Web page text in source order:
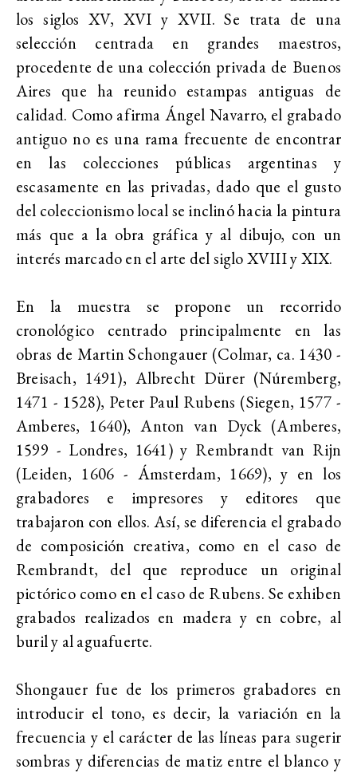
los siglos XV, XVI y XVII. Se trata de una
selección centrada en grandes maestros,
procedente de una colección privada de Buenos
Aires que ha reunido estampas antiguas de
calidad. Como afirma Ángel Navarro, el grabado
antiguo no es una rama frecuente de encontrar
en las colecciones públicas argentinas y
escasamente en las privadas, dado que el gusto
del coleccionismo local se inclinó hacia la pintura
más que a la obra gráfica y al dibujo, con un
interés marcado en el arte del siglo XVIII y XIX.
En la muestra se propone un recorrido
cronológico centrado principalmente en las
obras de Martin Schongauer (Colmar, ca. 1430 -
Breisach, 1491), Albrecht Dürer (Núremberg,
1471 - 1528), Peter Paul Rubens (Siegen, 1577 -
Amberes, 1640), Anton van Dyck (Amberes,
1599 - Londres, 1641) y Rembrandt van Rijn
(Leiden, 1606 - Ámsterdam, 1669), y en los
grabadores e impresores y editores que
trabajaron con ellos. Así, se diferencia el grabado
de composición creativa, como en el caso de
Rembrandt, del que reproduce un original
pictórico como en el caso de Rubens. Se exhiben
grabados realizados en madera y en cobre, al
buril y al aguafuerte.
Shongauer fue de los primeros grabadores en
introducir el tono, es decir, la variación en la
frecuencia y el carácter de las líneas para sugerir
sombras y diferencias de matiz entre el blanco y